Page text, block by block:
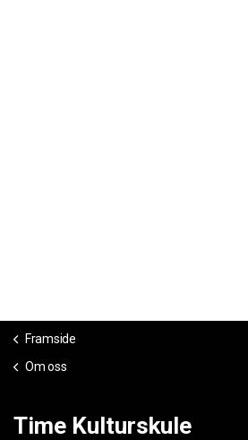
Framside
Om oss
Time Kulturskule